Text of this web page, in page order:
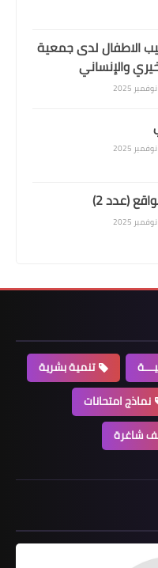
الاطفال لدى جمعية
والإنساني
(عدد 2)
تنمية بشرية
نماذج امتحانات
شاغرة